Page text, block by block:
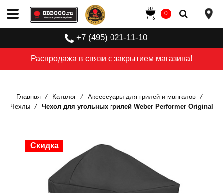
Распродажа в связи с закрытием магазина!
+7 (495) 021-11-10
0
Главная Каталог
Аксессуары для грилей и мангалов
Чехлы
Чехол для угольных грилей Weber Performer Original
Скидка